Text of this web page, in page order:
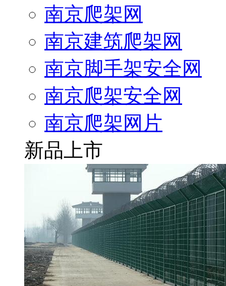
南京爬架网
南京建筑爬架网
南京脚手架安全网
南京爬架安全网
南京爬架网片
新品上市